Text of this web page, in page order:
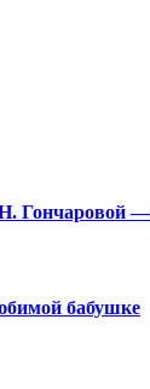
—
бабушке